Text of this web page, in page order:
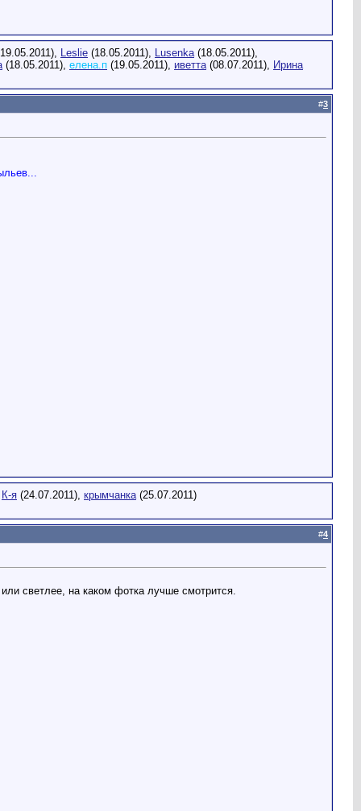
Leslie (18.05.2011), Lusenka(18.05.2011),
(18.05.2011), елена.п (19.05.2011), иветта(08.07.2011), Ирина
#3
К-я (24.07.2011), крымчанка(25.07.2011)
#4
светлее, на каком фотка лучше смотрится.